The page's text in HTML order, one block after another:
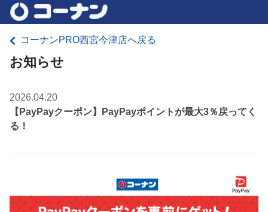
コーナンPRO西宮今津店へ戻る
お知らせ
2026.04.20
【PayPayクーポン】PayPayポイントが最大3％戻ってく
る！